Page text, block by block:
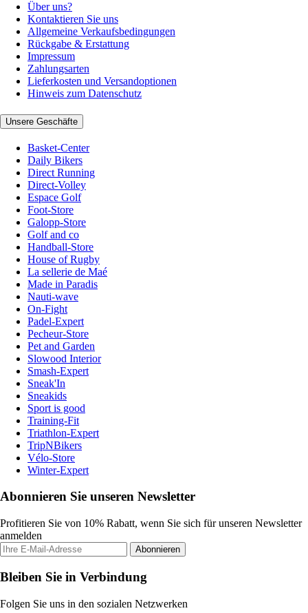
Über uns?
Kontaktieren Sie uns
Allgemeine Verkaufsbedingungen
Rückgabe & Erstattung
Impressum
Zahlungsarten
Lieferkosten und Versandoptionen
Hinweis zum Datenschutz
Unsere Geschäfte
Basket-Center
Daily Bikers
Direct Running
Direct-Volley
Espace Golf
Foot-Store
Galopp-Store
Golf and co
Handball-Store
House of Rugby
La sellerie de Maé
Made in Paradis
Nauti-wave
On-Fight
Padel-Expert
Pecheur-Store
Pet and Garden
Slowood Interior
Smash-Expert
Sneak'In
Sneakids
Sport is good
Training-Fit
Triathlon-Expert
TripNBikers
Vélo-Store
Winter-Expert
Abonnieren Sie unseren Newsletter
Profitieren Sie von 10% Rabatt, wenn Sie sich für unseren Newsletter
anmelden
Abonnieren
Bleiben Sie in Verbindung
Folgen Sie uns in den sozialen Netzwerken